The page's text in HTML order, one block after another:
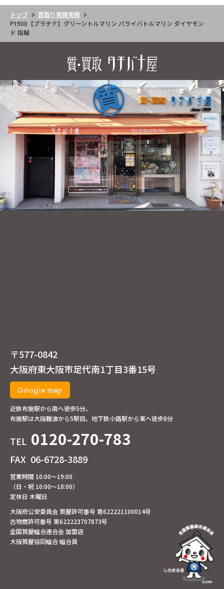
トップ
買取り実績実績
Pt900【プラチナ】グリーントルマリン パライバトルマリン ダイヤモン
ド 指輪
〒577-0842
大阪府東大阪市足代南1丁目3番15号
Google map
近鉄布施駅から南へ徒歩5分。
布施駅は大阪難波から5駅目。地下鉄小路駅から東へ徒歩8分
TEL 0120-270-783
FAX 06-6728-3889
営業時間 10:00～19:00
（日・祝 10:00～18:00）
定休日 木曜日
大阪府公安委員会 質屋許可番号 第622221100014号
古物商許可番号 第622223707873号
全国質屋組合連合会 加盟店
大阪質屋協同組合 組合員